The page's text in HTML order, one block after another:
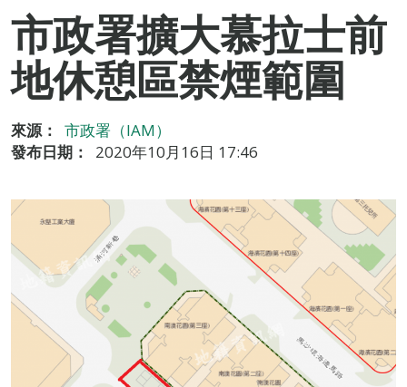
市政署擴大慕拉士前
地休憩區禁煙範圍
來源：
市政署（IAM）
發布日期：
2020年10月16日 17:46